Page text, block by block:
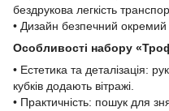
бездрукова легкість
• Дизайн безпечний окремий
Особливості набору
• Естетика та деталізація:
кубків додають вітражі.
• Практичність: пошук для